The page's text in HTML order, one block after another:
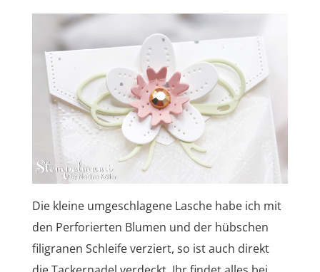
Die kleine umgeschlagene Lasche habe ich mit
den Perforierten Blumen und der hübschen
filigranen Schleife verziert, so ist auch direkt